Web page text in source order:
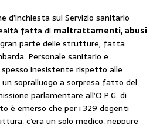
d’inchiesta sul Servizio sanitario
fatta di maltrattamenti, abusi
parte delle strutture, fatta
Personale sanitario e
spesso inesistente rispetto alle
sopralluogo a sorpresa fatto del
parlamentare all’O.P.G. di
è emerso che per i 329 degenti
c’era un solo medico, neppure